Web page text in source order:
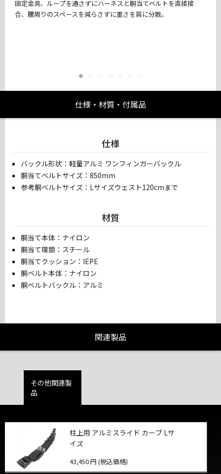
固定金具、ループを通さずにハーネスと胴当てベルトを直接接
合、腰周りのスペースを減らさずに重さを肩に分散。
仕様・材質・付属品
仕様
バックル形状：軽量アルミ ワンフィンガーバックル
胴当てベルトサイズ：850mm
参考胴ベルトサイズ：Lサイズウェスト120cmまで
材質
胴当て本体：ナイロン
胴当て環類：スチール
胴当てクッション：IEPE
胴ベルト本体：ナイロン
胴ベルトバックル：アルミ
関連製品
その他関連製
品
柱上用 アルミスライド カーブ Lサ
イズ
43,450 円 (税込価格)